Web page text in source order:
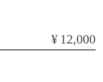
¥12,000